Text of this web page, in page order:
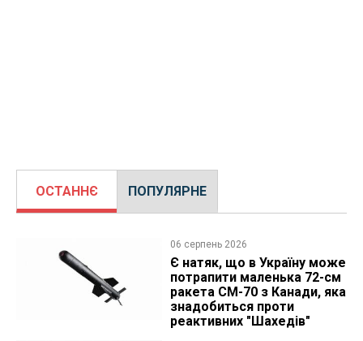
ОСТАННЄ ПОПУЛЯРНЕ
06 серпень 2026
Є натяк, що в Україну може
потрапити маленька 72-см
ракета CM-70 з Канади, яка
знадобиться проти
реактивних "Шахедів"